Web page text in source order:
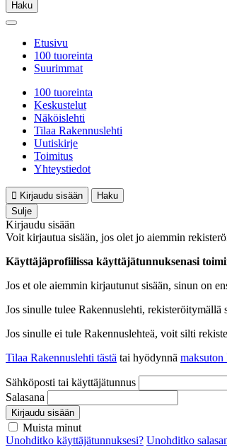
Haku
Etusivu
100 tuoreinta
Suurimmat
100 tuoreinta
Keskustelut
Näköislehti
Tilaa Rakennuslehti
Uutiskirje
Toimitus
Yhteystiedot
Kirjaudu sisään
Haku
Sulje
Kirjaudu sisään
Voit kirjautua sisään, jos olet jo aiemmin
Käyttäjäprofiilissa käyttäjätunnuksenasi
Jos et ole aiemmin kirjautunut sisään, sinun on
Jos sinulle tulee Rakennuslehti,
Jos sinulle ei tule Rakennuslehteä, voit silti
Tilaa Rakennuslehti tästä tai hyödynnä maksuton
Sähköposti tai käyttäjätunnus
Salasana
Kirjaudu sisään
Muista minut
Unohditko käyttäjätunnuksesi? Unohditko